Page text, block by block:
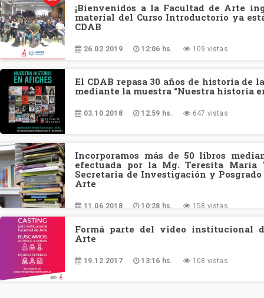
¡Bienvenidos a la Facultad de Arte
material del Curso Introductorio ya
CDAB
26.02.2019 12:06 hs. 109 vistas
El CDAB repasa 30 años de historia de
mediante la muestra “Nuestra historia
03.10.2018 12:59 hs. 647 vistas
Incorporamos más de 50 libros
efectuada por la Mg. Teresita María
Secretaria de Investigación y
Arte
11.06.2018 10:28 hs. 158 vistas
Formá parte del video institucional
Arte
19.12.2017 13:16 hs. 108 vistas